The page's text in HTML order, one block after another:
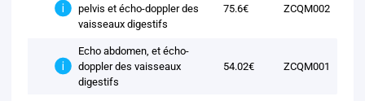
pelvis et écho-doppler des
vaisseaux digestifs
75.6€ ZCQM002
Echo abdomen, et écho-
doppler des vaisseaux
digestifs
54.02€ ZCQM001